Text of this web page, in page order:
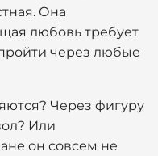
Она
любовь требует
через любые
Через фигуру
Или
он совсем не